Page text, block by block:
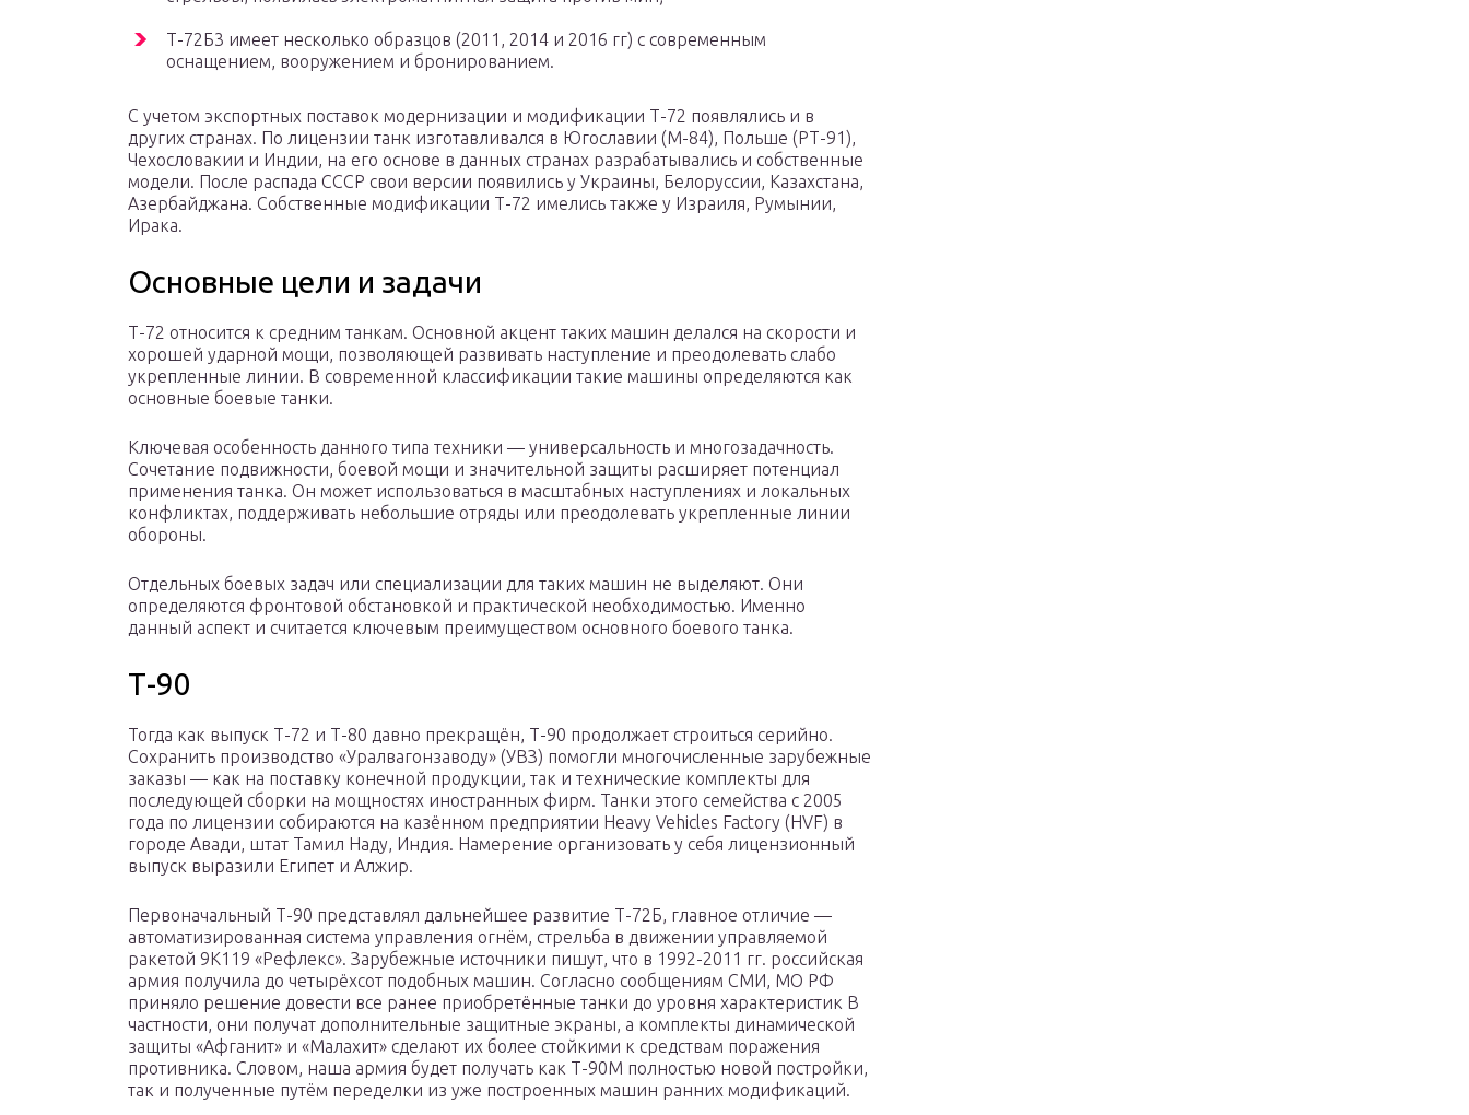
Т-72Б3 имеет несколько образцов (2011, 2014 и 2016 гг) с современным
оснащением, вооружением и бронированием.
С учетом экспортных поставок модернизации и модификации Т-72 появлялись и в
других странах. По лицензии танк изготавливался в Югославии (М-84), Польше (РТ-91),
Чехословакии и Индии, на его основе в данных странах разрабатывались и собственные
модели. После распада СССР свои версии появились у Украины, Белоруссии, Казахстана,
Азербайджана. Собственные модификации Т-72 имелись также у Израиля, Румынии,
Ирака.
Основные цели и задачи
Т-72 относится к средним танкам. Основной акцент таких машин делался на скорости и
хорошей ударной мощи, позволяющей развивать наступление и преодолевать слабо
укрепленные линии. В современной классификации такие машины определяются как
основные боевые танки.
Ключевая особенность данного типа техники — универсальность и многозадачность.
Сочетание подвижности, боевой мощи и значительной защиты расширяет потенциал
применения танка. Он может использоваться в масштабных наступлениях и локальных
конфликтах, поддерживать небольшие отряды или преодолевать укрепленные линии
обороны.
Отдельных боевых задач или специализации для таких машин не выделяют. Они
определяются фронтовой обстановкой и практической необходимостью. Именно
данный аспект и считается ключевым преимуществом основного боевого танка.
Т-90
Тогда как выпуск Т-72 и Т-80 давно прекращён, Т-90 продолжает строиться серийно.
Сохранить производство «Уралвагонзаводу» (УВЗ) помогли многочисленные зарубежные
заказы — как на поставку конечной продукции, так и технические комплекты для
последующей сборки на мощностях иностранных фирм. Танки этого семейства с 2005
года по лицензии собираются на казённом предприятии Heavy Vehicles Factory (HVF) в
городе Авади, штат Тамил Наду, Индия. Намерение организовать у себя лицензионный
выпуск выразили Египет и Алжир.
Первоначальный Т-90 представлял дальнейшее развитие Т-72Б, главное отличие —
автоматизированная система управления огнём, стрельба в движении управляемой
ракетой 9К119 «Рефлекс». Зарубежные источники пишут, что в 1992-2011 гг. российская
армия получила до четырёхсот подобных машин. Согласно сообщениям СМИ, МО РФ
приняло решение довести все ранее приобретённые танки до уровня характеристик В
частности, они получат дополнительные защитные экраны, а комплекты динамической
защиты «Афганит» и «Малахит» сделают их более стойкими к средствам поражения
противника. Словом, наша армия будет получать как Т-90М полностью новой постройки,
так и полученные путём переделки из уже построенных машин ранних модификаций.